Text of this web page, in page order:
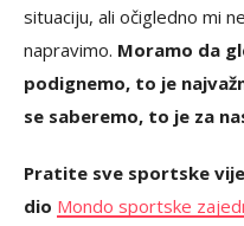
situaciju, ali očigledno mi
napravimo. Moramo da
podignemo, to je
se saberemo, to je za
Pratite sve sportske
dio Mondo sportske